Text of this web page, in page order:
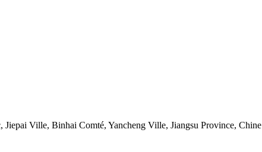
Ville, Binhai Comté, Yancheng Ville, Jiangsu Province, Chine